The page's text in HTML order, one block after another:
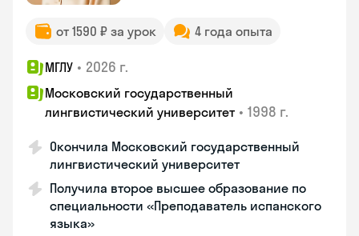
от 1590 ₽ за урок 4 года опыта
МГЛУ • 2026 г.
Московский государственный
лингвистический университет • 1998 г.
Окончила Московский государственный
лингвистический университет
Получила второе высшее образование по
специальности «Преподаватель испанского
языка»